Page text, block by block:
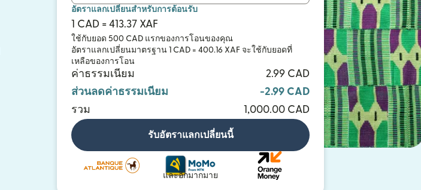
อัตราแลกเปลี่ยนสำหรับการต้อนรับ
1 CAD = 413.37 XAF
ใช้กับยอด 500 CAD แรกของการโอนของคุณ
อัตราแลกเปลี่ยนมาตรฐาน 1 CAD = 400.16 XAF จะใช้กับยอดที่
เหลือของการโอน
ค่าธรรมเนียม
2.99 CAD
ส่วนลดค่าธรรมเนียม
-2.99 CAD
รวม
1,000.00 CAD
รับอัตราแลกเปลี่ยนนี้
และอีกมากมาย